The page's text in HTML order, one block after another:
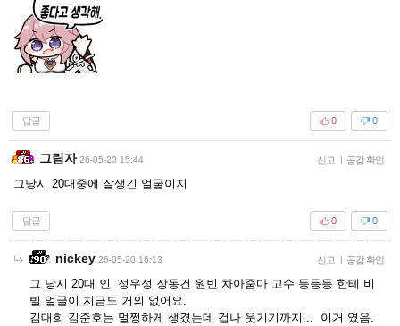
답글 0
0
그림자 26-05-20 15:44 신고 | 공감 확인
그당시 20대중에 잘생긴 얼굴이지
답글 0
0
nickey 26-05-20 16:13 신고 | 공감 확인
그 당시 20대 인 정우성 장동건 원빈 차아줌마 고수 등등등 한테 비
빌 얼굴이 지금도 거의 없어요.
김대희 김준호는 멀쩡하게 생겼는데 겁나 웃기기까지... 이거 였음.